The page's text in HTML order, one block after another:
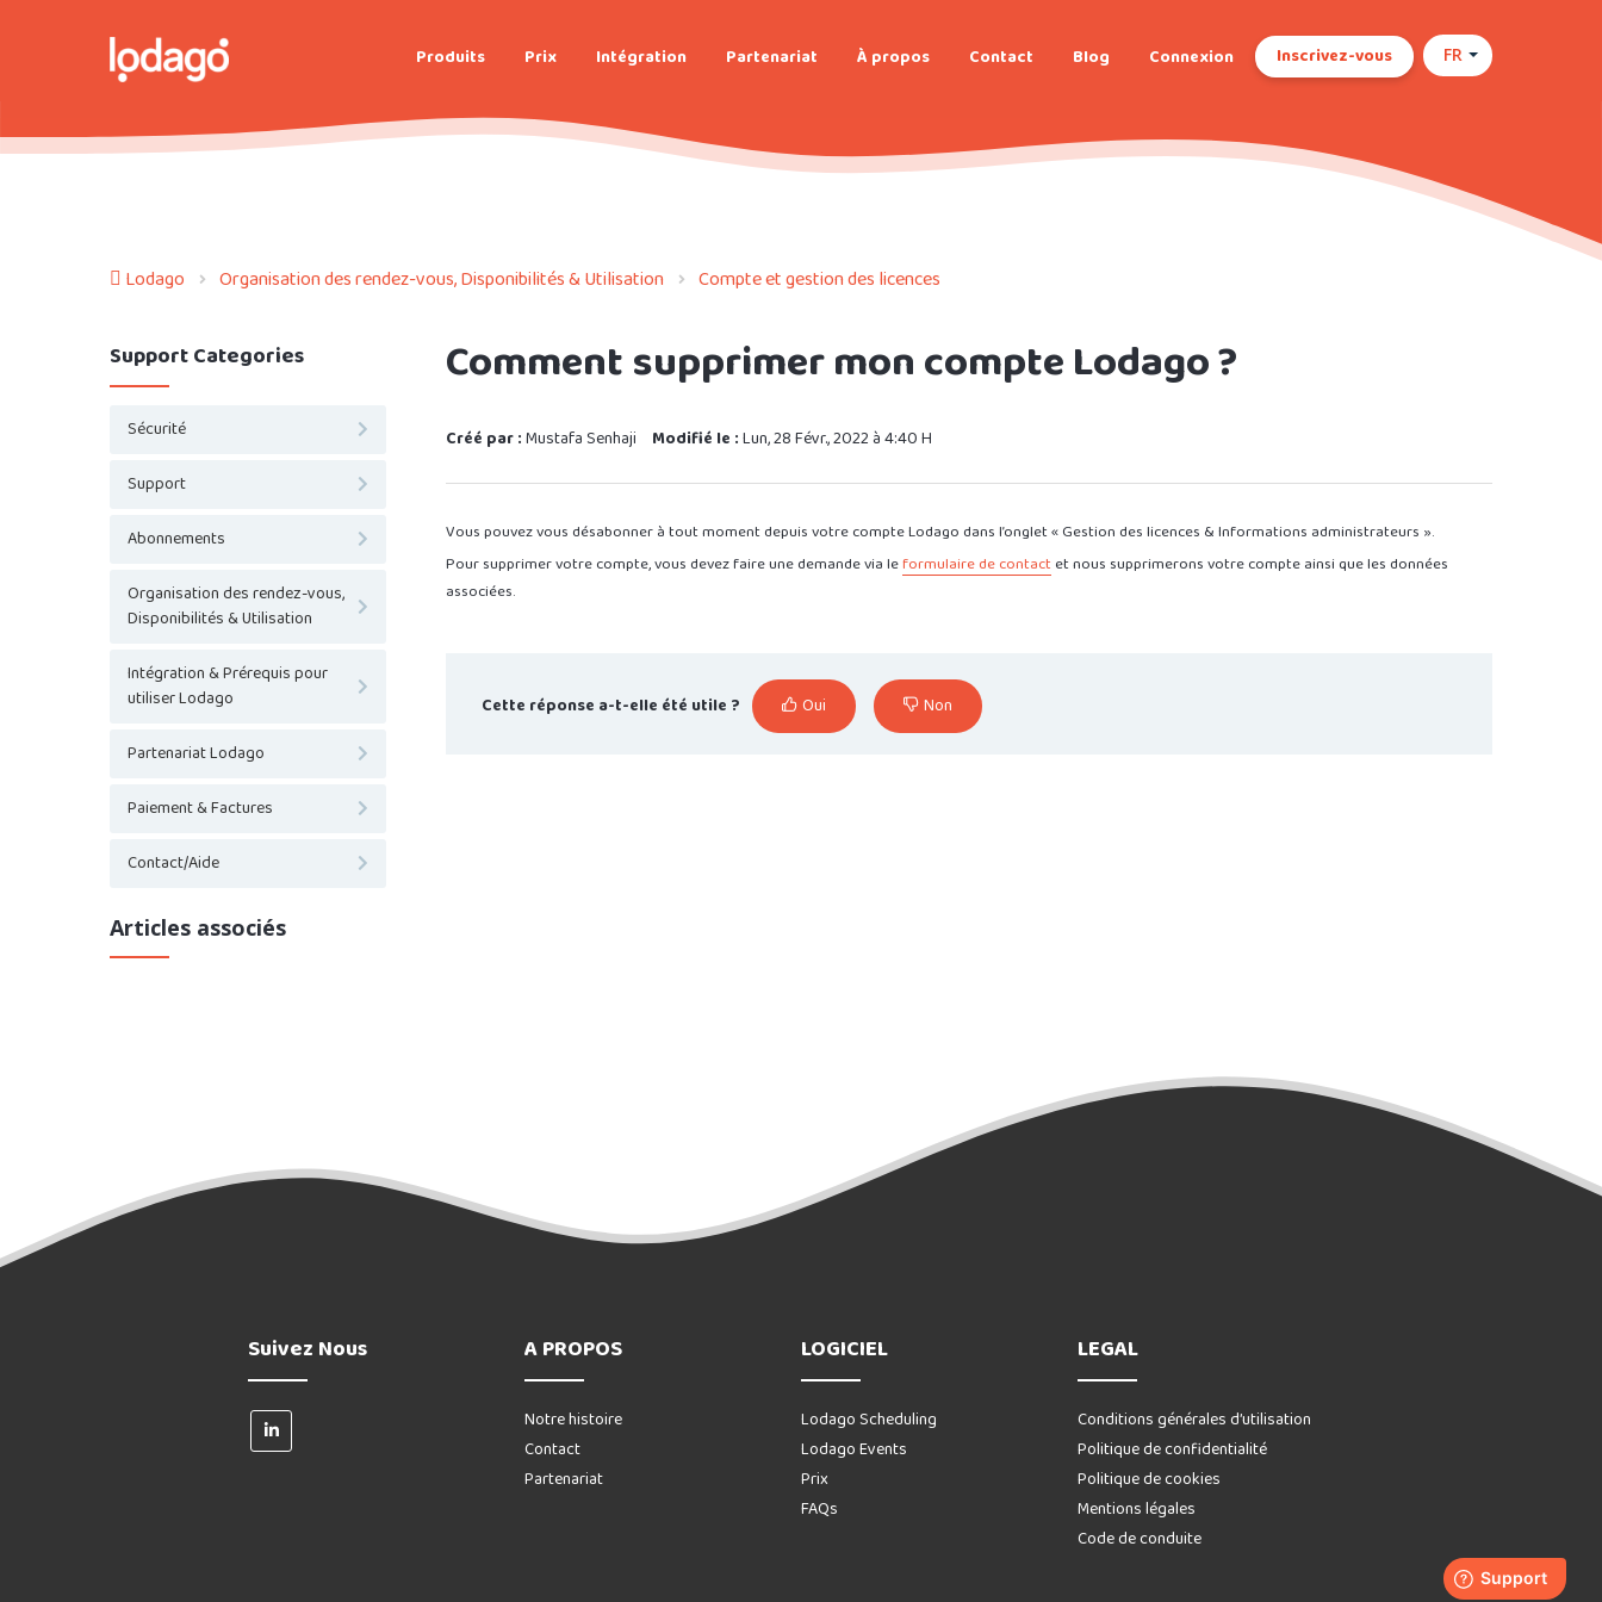
Produits Prix Intégration Partenariat À propos Contact Blog Connexion Inscrivez-vous FR
Lodago Organisation des rendez-vous, Disponibilités & Utilisation Compte et gestion des licences
Support Categories
Sécurité
Support
Abonnements
Organisation des rendez-vous,
Disponibilités & Utilisation
Intégration & Prérequis pour
utiliser Lodago
Partenariat Lodago
Paiement & Factures
Contact/Aide
Articles associés
Comment supprimer mon compte Lodago ?
Créé par :Mustafa Senhaji Modifié le :Lun, 28 Févr., 2022 à 4:40 H
Vous pouvez vous désabonner à tout moment depuis votre compte Lodago dans l’onglet « Gestion des licences & Informations administrateurs ».
Pour supprimer votre compte, vous devez faire une demande via leformulaire de contact et nous supprimerons votre compte ainsi que les données
associées.
Cette réponse a-t-elle été utile ? Oui Non
Suivez Nous A PROPOS
Notre histoire
Contact
Partenariat
LOGICIEL
Lodago Scheduling
Lodago Events
Prix
FAQs
LEGAL
Conditions générales d’utilisation
Politique de confidentialité
Politique de cookies
Mentions légales
Code de conduite